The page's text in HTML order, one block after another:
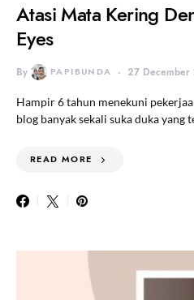
Atasi Mata Kering
Eyes
By PAPIBUNDA 27
Hampir 6 tahun menekuni
blog banyak sekali suka duka
READ MORE